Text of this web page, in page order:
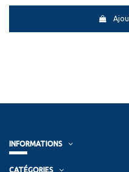
INFORMATIONS
CATÉGORIES